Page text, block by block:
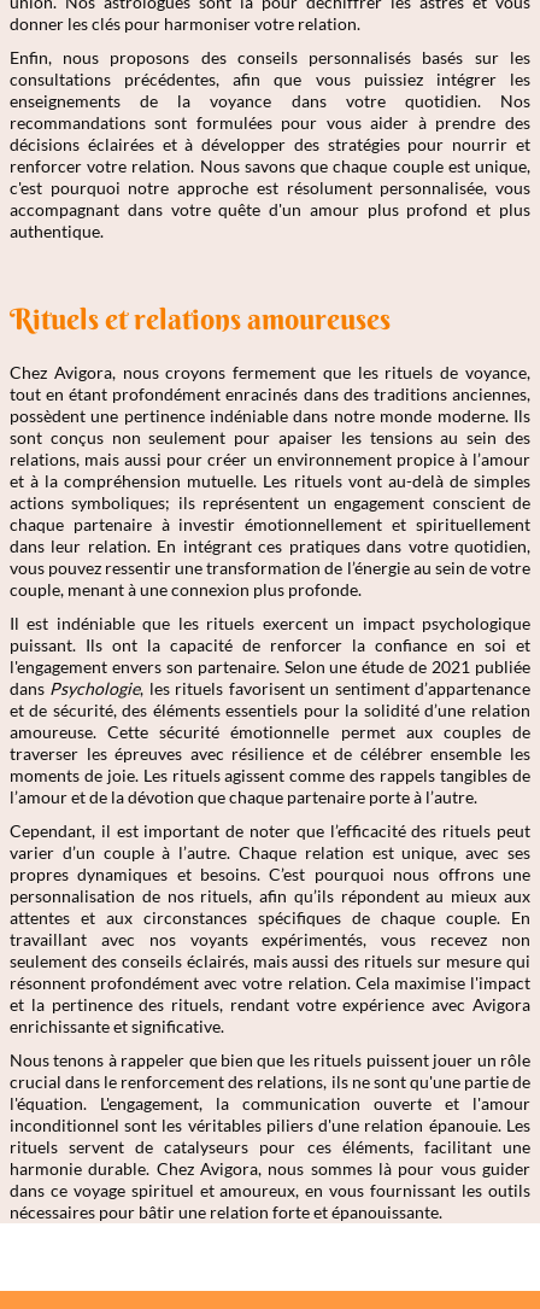
donner les clés pour harmoniser votre relation.
Enfin, nous proposons des conseils personnalisés basés sur les
consultations précédentes, afin que vous puissiez intégrer les
enseignements de la voyance dans votre quotidien. Nos
recommandations sont formulées pour vous aider à prendre des
décisions éclairées et à développer des stratégies pour nourrir et
renforcer votre relation. Nous savons que chaque couple est unique,
c'est pourquoi notre approche est résolument personnalisée, vous
accompagnant dans votre quête d'un amour plus profond et plus
authentique.
Rituels et relations amoureuses
Chez Avigora, nous croyons fermement que les rituels de voyance,
tout en étant profondément enracinés dans des traditions anciennes,
possèdent une pertinence indéniable dans notre monde moderne. Ils
sont conçus non seulement pour apaiser les tensions au sein des
relations, mais aussi pour créer un environnement propice à l’amour
et à la compréhension mutuelle. Les rituels vont au-delà de simples
actions symboliques; ils représentent un engagement conscient de
chaque partenaire à investir émotionnellement et spirituellement
dans leur relation. En intégrant ces pratiques dans votre quotidien,
vous pouvez ressentir une transformation de l’énergie au sein de votre
couple, menant à une connexion plus profonde.
Il est indéniable que les rituels exercent un impact psychologique
puissant. Ils ont la capacité de renforcer la confiance en soi et
l'engagement envers son partenaire. Selon une étude de 2021 publiée
dans Psychologie, les rituels favorisent un sentiment d’appartenance
et de sécurité, des éléments essentiels pour la solidité d’une relation
amoureuse. Cette sécurité émotionnelle permet aux couples de
traverser les épreuves avec résilience et de célébrer ensemble les
moments de joie. Les rituels agissent comme des rappels tangibles de
l’amour et de la dévotion que chaque partenaire porte à l’autre.
Cependant, il est important de noter que l’efficacité des rituels peut
varier d’un couple à l’autre. Chaque relation est unique, avec ses
propres dynamiques et besoins. C’est pourquoi nous offrons une
personnalisation de nos rituels, afin qu’ils répondent au mieux aux
attentes et aux circonstances spécifiques de chaque couple. En
travaillant avec nos voyants expérimentés, vous recevez non
seulement des conseils éclairés, mais aussi des rituels sur mesure qui
résonnent profondément avec votre relation. Cela maximise l'impact
et la pertinence des rituels, rendant votre expérience avec Avigora
enrichissante et significative.
Nous tenons à rappeler que bien que les rituels puissent jouer un rôle
crucial dans le renforcement des relations, ils ne sont qu'une partie de
l'équation. L'engagement, la communication ouverte et l'amour
inconditionnel sont les véritables piliers d'une relation épanouie. Les
rituels servent de catalyseurs pour ces éléments, facilitant une
harmonie durable. Chez Avigora, nous sommes là pour vous guider
dans ce voyage spirituel et amoureux, en vous fournissant les outils
nécessaires pour bâtir une relation forte et épanouissante.